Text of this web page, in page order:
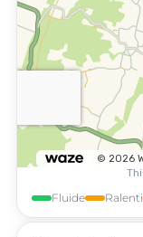
Fluide Ralenti